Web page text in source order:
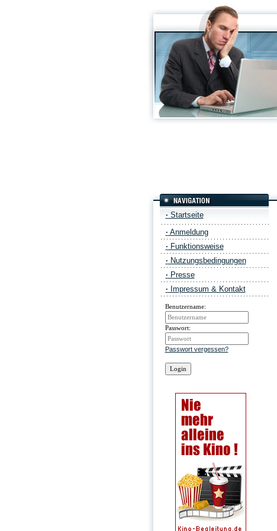
· Startseite
· Anmeldung
· Funktionsweise
· Nutzungsbedingungen
· Presse
· Impressum & Kontakt
Benutzername:
Passwort:
Passwort vergessen?